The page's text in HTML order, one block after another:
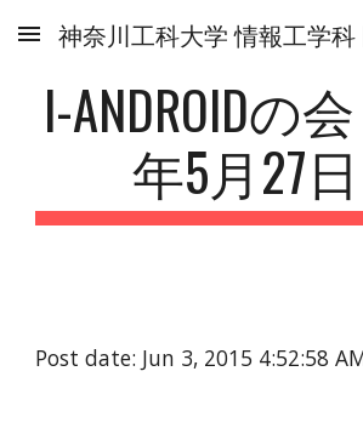
Skip to main content
I-ANDROIDの
年5月27日
Post date: Jun 3, 2015 4:52:58